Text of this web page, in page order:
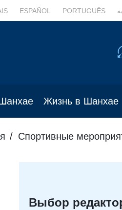
ESPAÑOL PORTUGUÊS
Жизнь в Шанхае
Спортивные
Выбор